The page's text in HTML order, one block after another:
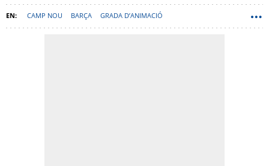
CAMP NOU BARÇA GRADA D’ANIMACIÓ